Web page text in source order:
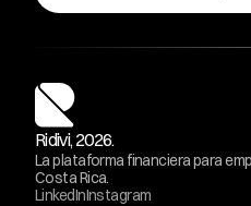
Ridivi, 2026.
La plataforma financiera para
Costa Rica.
LinkedInInstagram